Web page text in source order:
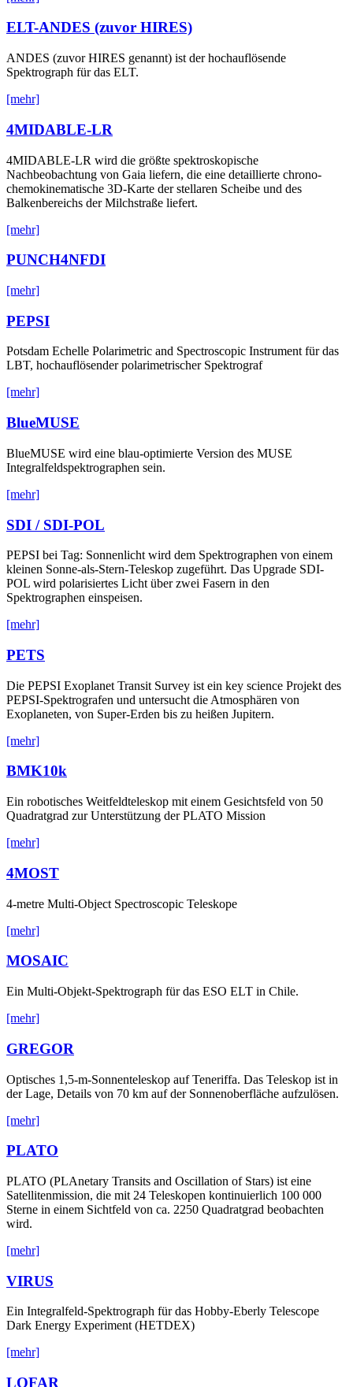
ELT-ANDES (zuvor HIRES)
ANDES (zuvor HIRES genannt) ist der hochauflösende
Spektrograph für das ELT.
[mehr]
4MIDABLE-LR
4MIDABLE-LR wird die größte spektroskopische
Nachbeobachtung von Gaia liefern, die eine detaillierte chrono-
chemokinematische 3D-Karte der stellaren Scheibe und des
Balkenbereichs der Milchstraße liefert.
[mehr]
PUNCH4NFDI
[mehr]
PEPSI
Potsdam Echelle Polarimetric and Spectroscopic Instrument für das
LBT, hochauflösender polarimetrischer Spektrograf
[mehr]
BlueMUSE
BlueMUSE wird eine blau-optimierte Version des MUSE
Integralfeldspektrographen sein.
[mehr]
SDI / SDI-POL
PEPSI bei Tag: Sonnenlicht wird dem Spektrographen von einem
kleinen Sonne-als-Stern-Teleskop zugeführt. Das Upgrade SDI-
POL wird polarisiertes Licht über zwei Fasern in den
Spektrographen einspeisen.
[mehr]
PETS
Die PEPSI Exoplanet Transit Survey ist ein key science Projekt des
PEPSI-Spektrografen und untersucht die Atmosphären von
Exoplaneten, von Super-Erden bis zu heißen Jupitern.
[mehr]
BMK10k
Ein robotisches Weitfeldteleskop mit einem Gesichtsfeld von 50
Quadratgrad zur Unterstützung der PLATO Mission
[mehr]
4MOST
4-metre Multi-Object Spectroscopic Teleskope
[mehr]
MOSAIC
Ein Multi-Objekt-Spektrograph für das ESO ELT in Chile.
[mehr]
GREGOR
Optisches 1,5-m-Sonnenteleskop auf Teneriffa. Das Teleskop ist in
der Lage, Details von 70 km auf der Sonnenoberfläche aufzulösen.
[mehr]
PLATO
PLATO (PLAnetary Transits and Oscillation of Stars) ist eine
Satellitenmission, die mit 24 Teleskopen kontinuierlich 100 000
Sterne in einem Sichtfeld von ca. 2250 Quadratgrad beobachten
wird.
[mehr]
VIRUS
Ein Integralfeld-Spektrograph für das Hobby-Eberly Telescope
Dark Energy Experiment (HETDEX)
[mehr]
LOFAR